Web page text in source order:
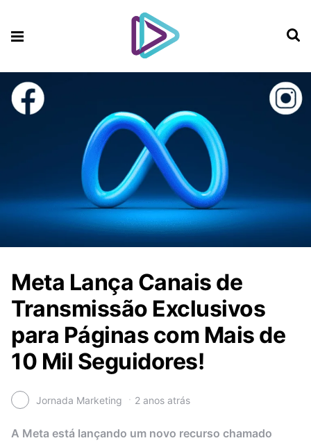
Meta Lança Canais de
Transmissão Exclusivos
para Páginas com Mais de
10 Mil Seguidores!
Jornada Marketing 2 anos atrás
A Meta está lançando um novo recurso chamado